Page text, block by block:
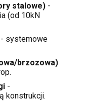
stalowe) -
(od 10kN
- systemowe
brzozowa)
-
konstrukcji.